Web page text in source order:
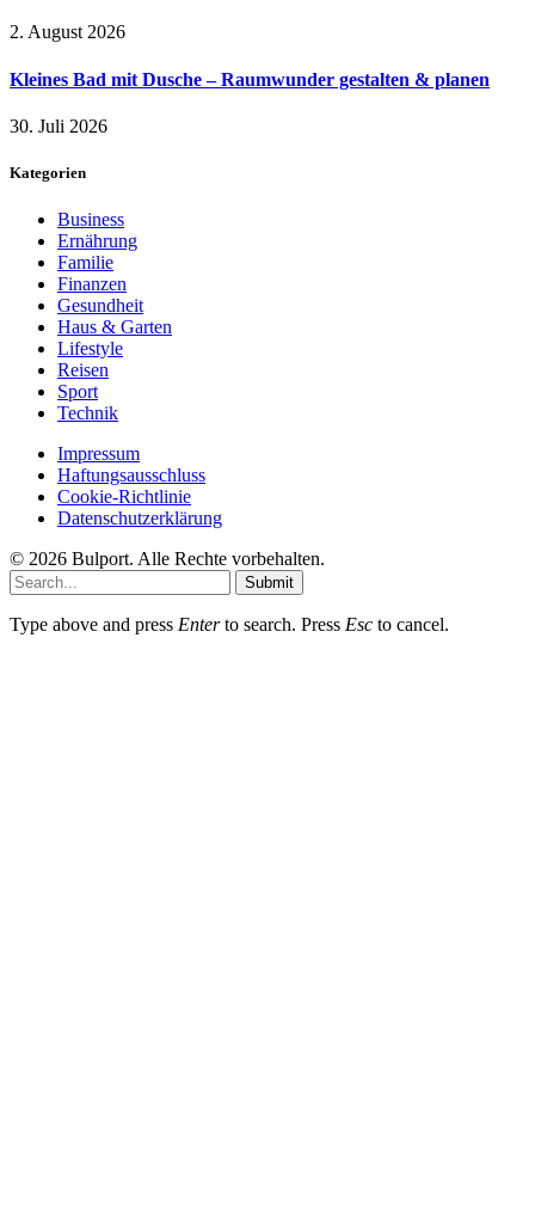
2. August 2026
Kleines Bad mit Dusche – Raumwunder gestalten & planen
30. Juli 2026
Kategorien
Business
Ernährung
Familie
Finanzen
Gesundheit
Haus & Garten
Lifestyle
Reisen
Sport
Technik
Impressum
Haftungsausschluss
Cookie-Richtlinie
Datenschutzerklärung
© 2026 Bulport. Alle Rechte vorbehalten.
Submit
Type above and press Enterto search. Press Esc to cancel.